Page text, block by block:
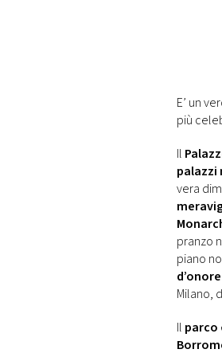
E’ un
più
Il
palazzi
vera
pranzo
piano
d’onore
Milano,
Il parco